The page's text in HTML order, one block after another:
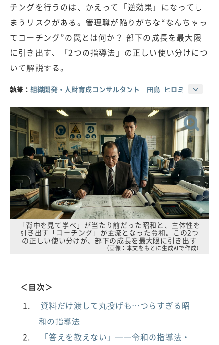
チングを行うのは、かえって「逆効果」になってし
まうリスクがある。管理職が陥りがちな“なんちゃっ
てコーチング”の罠とは何か？ 部下の成長を最大限
に引き出す、「2つの指導法」の正しい使い分けにつ
いて解説する。
執筆： 組織開発・人財育成コンサルタント 田島 ヒロミ
「背中を見て学べ」が当たり前だった昭和と、主体性を
引き出す「コーチング」が主流となった令和。この2つ
の正しい使い分けが、部下の成長を最大限に引き出す
（画像：本文をもとに生成AIで作成）
＜目次＞
資料だけ渡して丸投げも…つらすぎる昭
和の指導法
「答えを教えない」──令和の指導法・